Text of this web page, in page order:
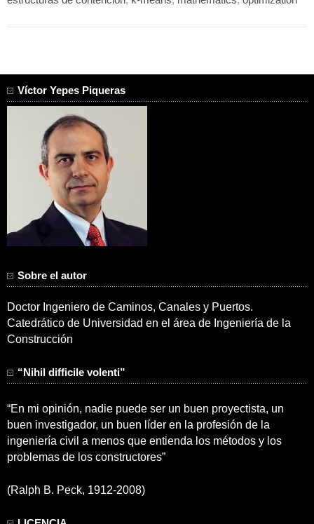
Víctor Yepes Piqueras
Sobre el autor
Doctor Ingeniero de Caminos, Canales y Puertos.
Catedrático de Universidad en el área de Ingeniería de la
Construcción
“Nihil difficile volenti”
“En mi opinión, nadie puede ser un buen proyectista, un
buen investigador, un buen líder en la profesión de la
ingeniería civil a menos que entienda los métodos y los
problemas de los constructores”
(Ralph B. Peck, 1912-2008)